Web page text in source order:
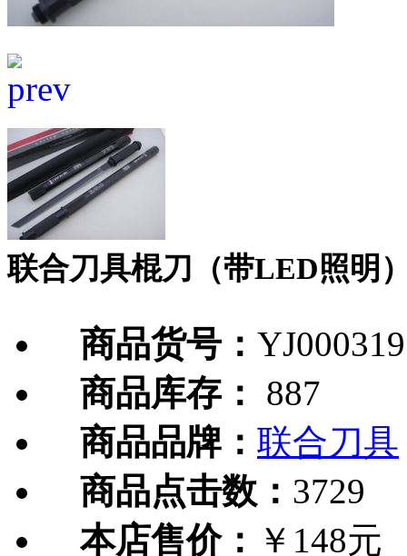
联合刀具棍刀（带LED照明
商品货号： YJ000319
商品库存：
887
商品品牌： 联合刀具
商品点击数： 3729
本店售价： ￥148元